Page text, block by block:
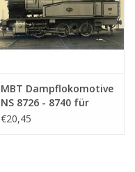
MBT Dampflokomotive
NS 8726 - 8740 für
Spur 0 - Bauzeichnung
€20,45